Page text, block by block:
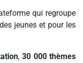
qui regroupe
jeunes et pour les
,30 000 thèmes